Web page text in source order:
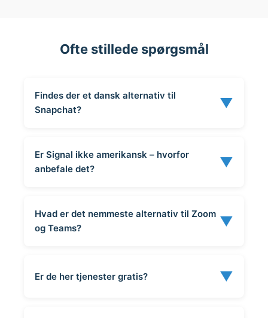
Ofte stillede spørgsmål
Findes der et dansk alternativ til
Snapchat?
▼
Er Signal ikke amerikansk – hvorfor
anbefale det?
▼
Hvad er det nemmeste alternativ til Zoom
og Teams?
▼
Er de her tjenester gratis? ▼